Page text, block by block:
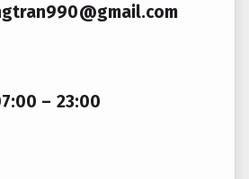
– 23:00